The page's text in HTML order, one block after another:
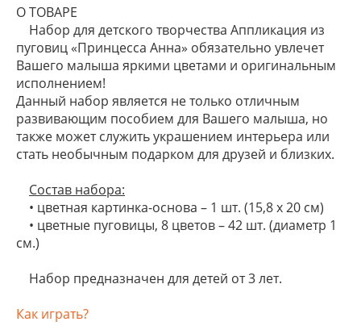
О ТОВАРЕ
Набор для детского творчества Аппликация из
пуговиц «Принцесса Анна» обязательно увлечет
Вашего малыша яркими цветами и оригинальным
исполнением!
Данный набор является не только отличным
развивающим пособием для Вашего малыша, но
также может служить украшением интерьера или
стать необычным подарком для друзей и близких.
Состав набора:
• цветная картинка-основа – 1 шт. (15,8 х 20 см)
• цветные пуговицы, 8 цветов – 42 шт. (диаметр 1
см.)
Набор предназначен для детей от 3 лет.
Как играть?